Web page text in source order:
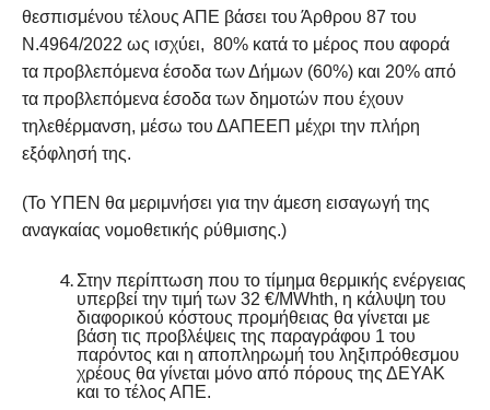
θεσπισμένου τέλους ΑΠΕ βάσει του Άρθρου 87 του
Ν.4964/2022 ως ισχύει, 80% κατά το μέρος που αφορά
τα προβλεπόμενα έσοδα των Δήμων (60%) και 20% από
τα προβλεπόμενα έσοδα των δημοτών που έχουν
τηλεθέρμανση, μέσω του ΔΑΠΕΕΠ μέχρι την πλήρη
εξόφλησή της.
(Το ΥΠΕΝ θα μεριμνήσει για την άμεση εισαγωγή της
αναγκαίας νομοθετικής ρύθμισης.)
Στην περίπτωση που το τίμημα θερμικής ενέργειας
υπερβεί την τιμή των 32 €/MWhth, η κάλυψη του
διαφορικού κόστους προμήθειας θα γίνεται με
βάση τις προβλέψεις της παραγράφου 1 του
παρόντος και η αποπληρωμή του ληξιπρόθεσμου
χρέους θα γίνεται μόνο από πόρους της ΔΕΥΑΚ
και το τέλος ΑΠΕ.